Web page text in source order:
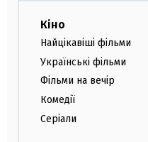
Кіно
Найцікавіші фільми
Українські фільми
Фільми на вечір
Комедії
Серіали